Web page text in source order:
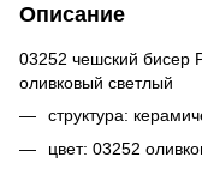
Описание
03252 чешский бисер
оливковый светлый
структура:
цвет: 03252